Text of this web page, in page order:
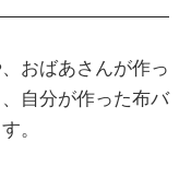
おばあさんが作っ
自分が作った布バ
。